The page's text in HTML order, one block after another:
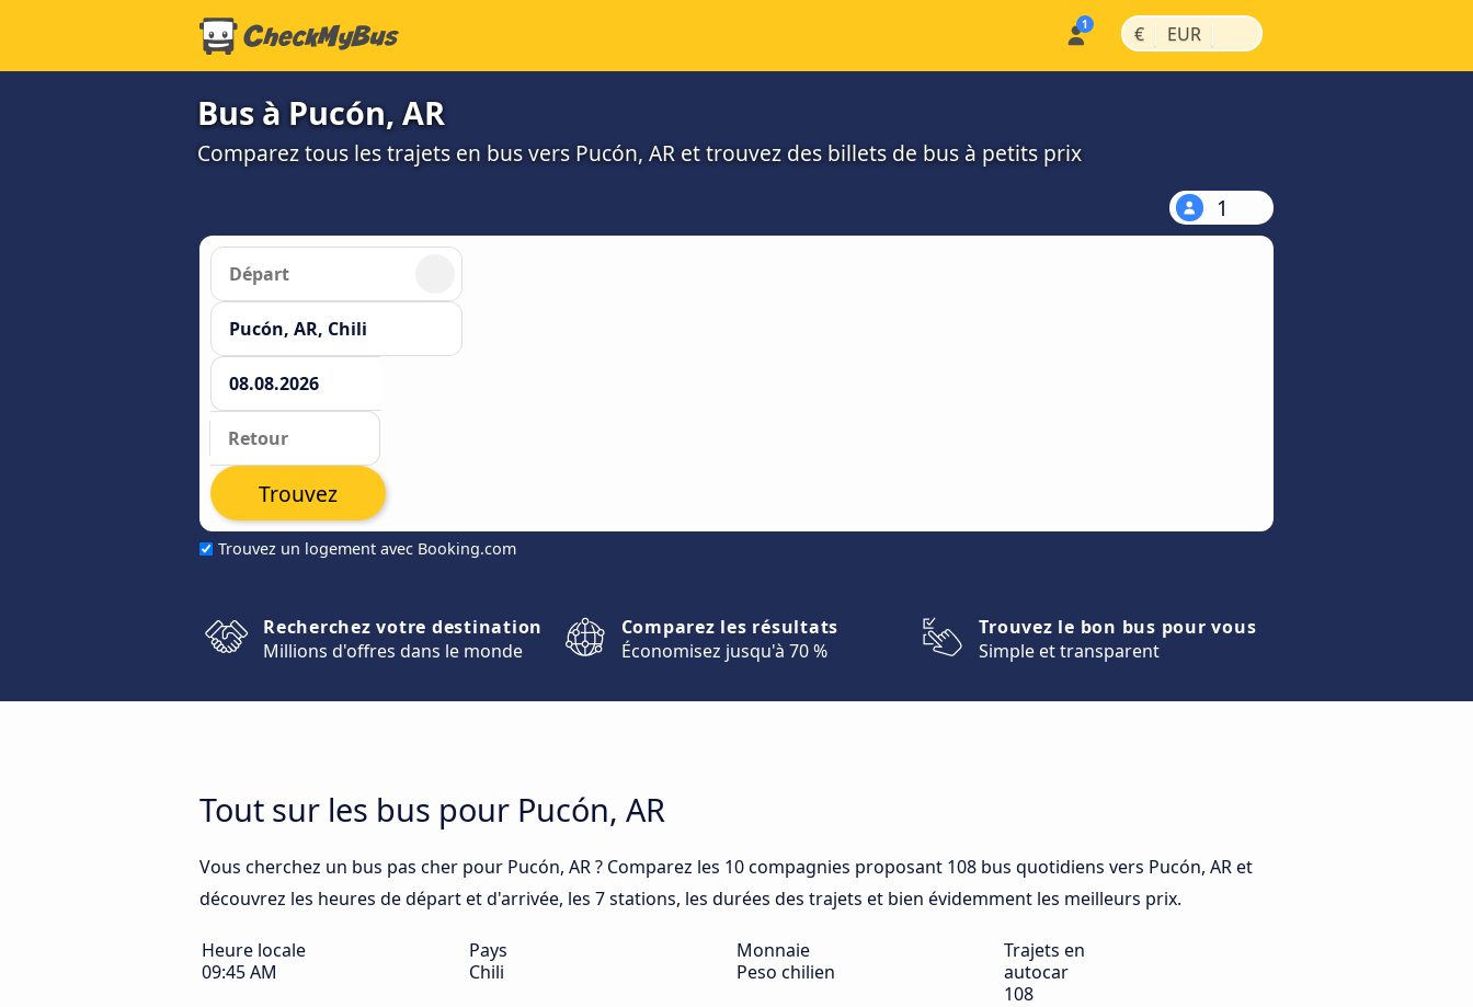
€ | EUR |
Bus à Pucón, AR
Comparez tous les trajets en bus vers Pucón, AR et trouvez des billets de bus à petits prix
1
Trouvez un logement avec Booking.com
Trouvez
Recherchez votre destination
Millions d'offres dans le monde
Comparez les résultats
Économisez jusqu'à 70 %
Trouvez le bon bus pour vous
Simple et transparent
Tout sur les bus pour Pucón, AR
Vous cherchez un bus pas cher pour Pucón, AR ? Comparez les 10 compagnies proposant 108 bus quotidiens vers Pucón, AR et
découvrez les heures de départ et d'arrivée, les 7 stations, les durées des trajets et bien évidemment les meilleurs prix.
Heure locale
09:45 AM
Pays
Chili
Monnaie
Peso chilien
Trajets en
autocar
108